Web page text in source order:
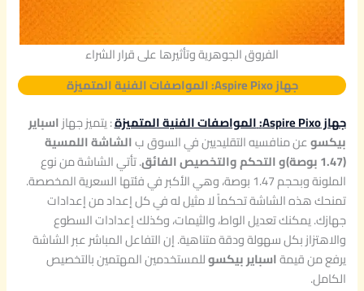
الفروق الجوهرية وتأثيرها على قرار الشراء
جهاز Aspire Pixo:
المواصفات الفنية المتميزة
جهاز Aspire Pixo:
المواصفات الفنية المتميزة: يتميز جهازاسباير
بيكسوعن منافسيه التقليديين في السوق بالشاشة اللمسية
(1.47 بوصة)و التحكم والتخصيص الفائق
. تأتي الشاشة من نوع
الملونة وبحجم 1.47 بوصة، وهي الأكبر في فئتها السعرية المخصصة.
تمنحك هذه الشاشة تحكماً لا مثيل له في كل إعداد من إعدادات
جهازك. يمكنك تعديل الواط، والثيمات، وكذلك إعدادات السطوع
والاهتزاز بكل سهولة ودقة متناهية. إن التفاعل المباشر عبر الشاشة
يرفع من قيمةاسباير بيكسوللمستخدمين المهتمين بالتخصيص
الكامل.